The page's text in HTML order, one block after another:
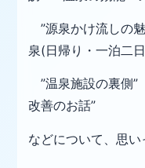
”源泉かけ流しの
泉(日帰り・一泊二
”温泉施設の裏側
改善のお話”
などについて、思い